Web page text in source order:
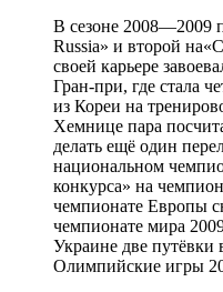
В сезоне 2008—2009
Russia» и второй
своей карьере
Гран-при, где стала
из Кореи на
Хемнице пара
делать ещё один
национальном
конкурса» на
чемпионате Европы
чемпионате мира
Украине две путёвки
Олимпийские игры